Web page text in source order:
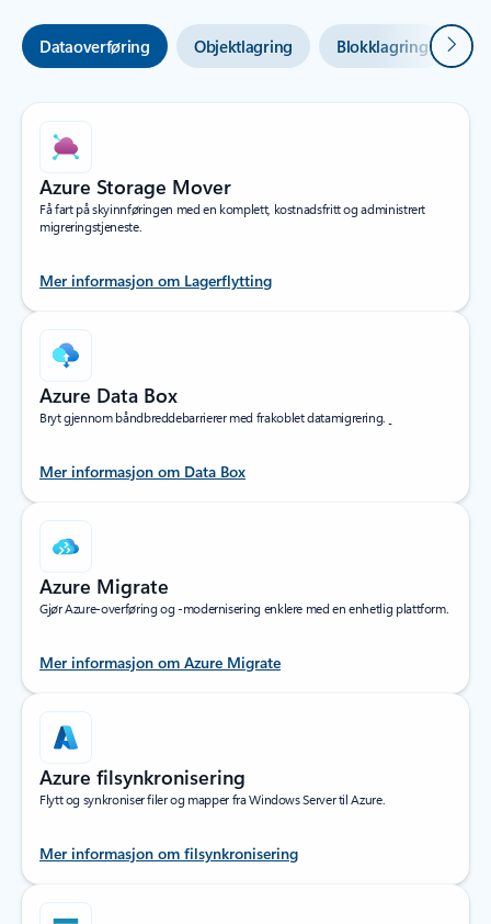
Dataoverføring Objektlagring Blokklagring Neste
Azure Storage Mover
Få fart på skyinnføringen med en komplett, kostnadsfritt og administrert
migreringstjeneste.
Mer informasjon om Lagerflytting
Azure Data Box
Bryt gjennom båndbreddebarrierer med frakoblet datamigrering.
Mer informasjon om Data Box
Azure Migrate
Gjør Azure-overføring og -modernisering enklere med en enhetlig plattform.
Mer informasjon om Azure Migrate
Azure filsynkronisering
Flytt og synkroniser filer og mapper fra Windows Server til Azure.
Mer informasjon om filsynkronisering